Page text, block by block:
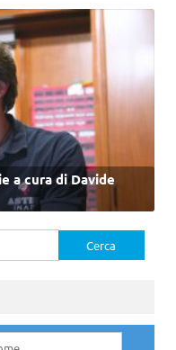
a cura di Davide